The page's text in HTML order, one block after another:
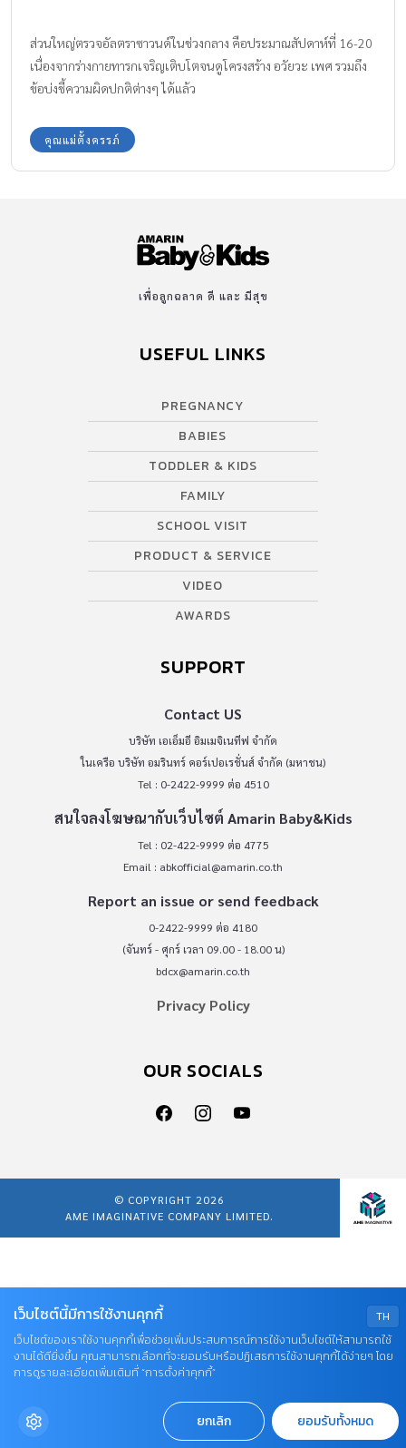
ส่วนใหญ่ตรวจอัลตราซาวนด์ในช่วงกลาง คือประมาณสัปดาห์ที่ 16-20
เนื่องจากร่างกายทารกเจริญเติบโตจนดูโครงสร้าง อวัยวะ เพศ รวมถึง
ข้อบ่งชี้ความผิดปกติต่างๆ ได้แล้ว
คุณแม่ตั้งครรภ์
เพื่อลูกฉลาด ดี และ มีสุข
USEFUL LINKS
PREGNANCY
BABIES
TODDLER & KIDS
FAMILY
SCHOOL VISIT
PRODUCT & SERVICE
VIDEO
AWARDS
SUPPORT
Contact US
บริษัท เอเอ็มอี อิมเมจิเนทีฟ จำกัด
ในเครือ บริษัท อมรินทร์ คอร์เปอเรชั่นส์ จำกัด (มหาชน)
Tel : 0-2422-9999 ต่อ 4510
สนใจลงโฆษณากับเว็บไซต์ Amarin Baby&Kids
Tel : 02-422-9999 ต่อ 4775
Email : abkofficial@amarin.co.th
Report an issue or send feedback
0-2422-9999 ต่อ 4180
(จันทร์ - ศุกร์ เวลา 09.00 - 18.00 น)
bdcx@amarin.co.th
Privacy Policy
OUR SOCIALS
© COPYRIGHT 2026
AME IMAGINATIVE COMPANY LIMITED.
TH
เว็บไซต์นี้มีการใช้งานคุกกี้
เว็บไซต์ของเราใช้งานคุกกี้เพื่อช่วยเพิ่มประสบการณ์การใช้งานเว็บไซต์ให้สามารถใช้
งานได้ดียิ่งขึ้น คุณสามารถเลือกที่จะยอมรับหรือปฏิเสธการใช้งานคุกกี้ได้ง่ายๆ โดย
การดูรายละเอียดเพิ่มเติมที่ “การตั้งค่าคุกกี้”
ยกเลิก ยอมรับทั้งหมด